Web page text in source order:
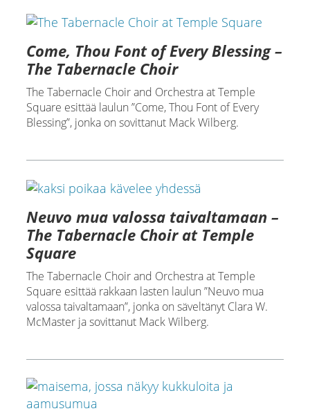
Come, Thou Font of Every Blessing –
The Tabernacle Choir
The Tabernacle Choir and Orchestra at Temple
Square esittää laulun ”Come, Thou Font of Every
Blessing”, jonka on sovittanut Mack Wilberg.
Neuvo mua valossa taivaltamaan –
The Tabernacle Choir at Temple
Square
The Tabernacle Choir and Orchestra at Temple
Square esittää rakkaan lasten laulun ”Neuvo mua
valossa taivaltamaan”, jonka on säveltänyt Clara W.
McMaster ja sovittanut Mack Wilberg.